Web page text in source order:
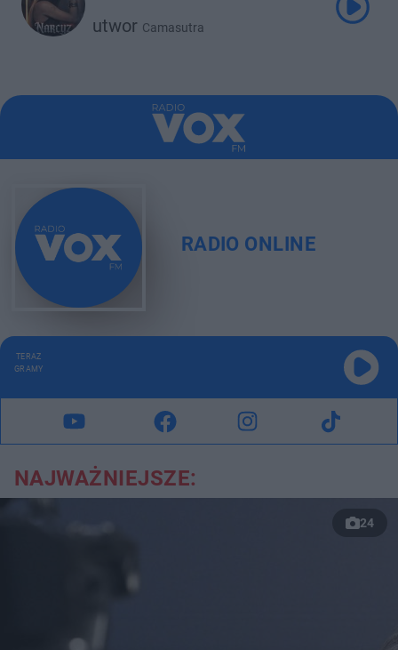
utwor Camasutra
RADIO ONLINE
TERAZ
GRAMY
NAJWAŻNIEJSZE:
24